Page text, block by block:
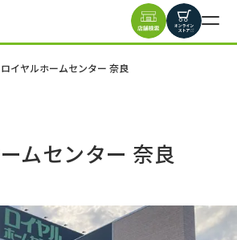
ロイヤルホームセンター 奈良
ムセンター 奈良